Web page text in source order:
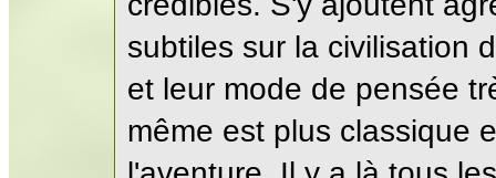
subtiles sur la civilisation
et leur mode de pensée
même est plus classique